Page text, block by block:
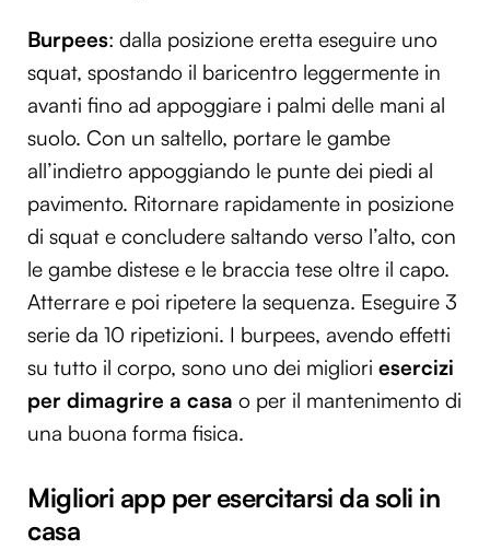
Burpees: dalla posizione eretta eseguire uno
squat, spostando il baricentro leggermente in
avanti fino ad appoggiare i palmi delle mani al
suolo. Con un saltello, portare le gambe
all’indietro appoggiando le punte dei piedi al
pavimento. Ritornare rapidamente in posizione
di squat e concludere saltando verso l’alto, con
le gambe distese e le braccia tese oltre il capo.
Atterrare e poi ripetere la sequenza. Eseguire 3
serie da 10 ripetizioni. I burpees, avendo effetti
su tutto il corpo, sono uno dei migliori esercizi
per dimagrire a casa o per il mantenimento di
una buona forma fisica.
Migliori app per esercitarsi da soli in
casa